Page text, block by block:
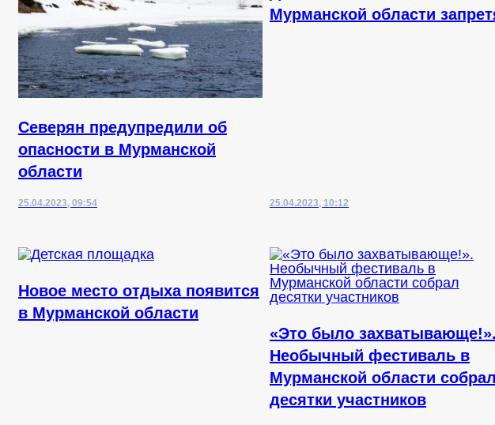
Северян предупредили об
опасности в Мурманской
области
25.04.2023, 09:54
Мурманской области
25.04.2023, 10:12
Новое место отдыха появится
в Мурманской области
«Это было захватывающе!».
Необычный фестиваль в
Мурманской области собрал
десятки участников